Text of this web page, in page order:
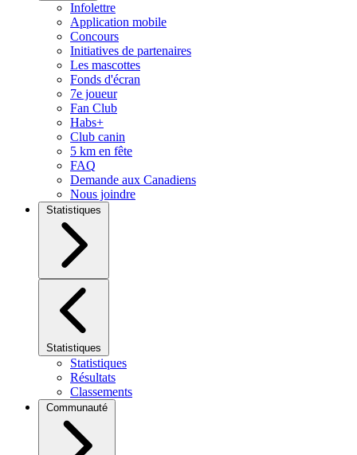
Infolettre
Application mobile
Concours
Initiatives de partenaires
Les mascottes
Fonds d'écran
7e joueur
Fan Club
Habs+
Club canin
5 km en fête
FAQ
Demande aux Canadiens
Nous joindre
Statistiques
Statistiques
Statistiques
Résultats
Classements
Communauté